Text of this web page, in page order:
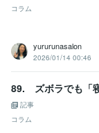
コラム
yururunasalon
2026/01/14 00:46
89. ズボラでも「
記事
コラム